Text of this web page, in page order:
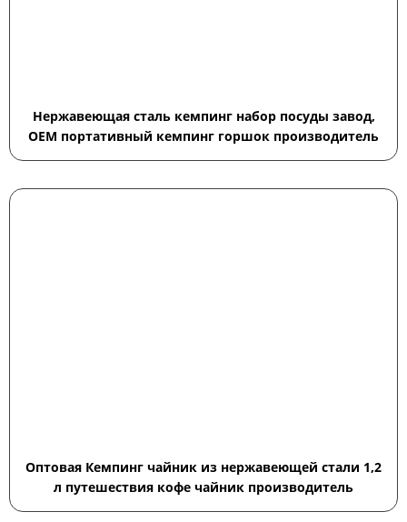
Нержавеющая сталь кемпинг набор посуды завод,
OEM портативный кемпинг горшок производитель
Оптовая Кемпинг чайник из нержавеющей стали 1,2
л путешествия кофе чайник производитель